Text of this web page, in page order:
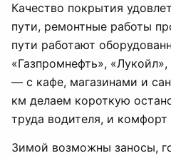
Качество покрытия
пути, ремонтные работы
пути работают
«Газпромнефть»,
— с кафе, магазинами и
км делаем короткую
труда водителя, и
Зимой возможны заносы,